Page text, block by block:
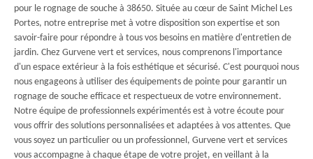
pour le rognage de souche à 38650. Située au cœur de Saint Michel Les
Portes, notre entreprise met à votre disposition son expertise et son
savoir-faire pour répondre à tous vos besoins en matière d'entretien de
jardin. Chez Gurvene vert et services, nous comprenons l'importance
d'un espace extérieur à la fois esthétique et sécurisé. C'est pourquoi nous
nous engageons à utiliser des équipements de pointe pour garantir un
rognage de souche efficace et respectueux de votre environnement.
Notre équipe de professionnels expérimentés est à votre écoute pour
vous offrir des solutions personnalisées et adaptées à vos attentes. Que
vous soyez un particulier ou un professionnel, Gurvene vert et services
vous accompagne à chaque étape de votre projet, en veillant à la